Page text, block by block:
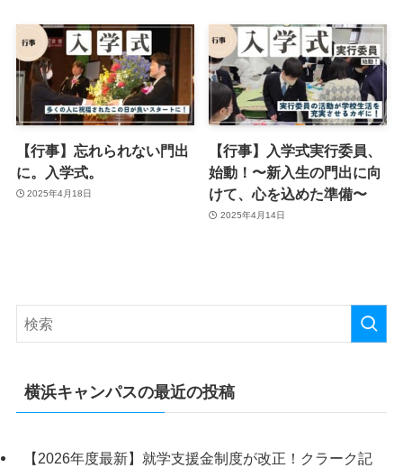
【行事】忘れられない門出
に。入学式。
2025年4月18日
【行事】入学式実行委員、
始動！〜新入生の門出に向
けて、心を込めた準備〜
2025年4月14日
横浜キャンパスの最近の投稿
【2026年度最新】就学支援金制度が改正！クラーク記